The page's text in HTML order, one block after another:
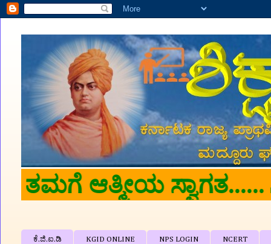
🙏🙏 'ಶಿಕ್ಷಕರ ವೇದಿಕೆ'ಗೆ
ಕೆ.ಜಿ.ಐ.ಡಿ KGID ONLINE NPS LOGIN NCERT